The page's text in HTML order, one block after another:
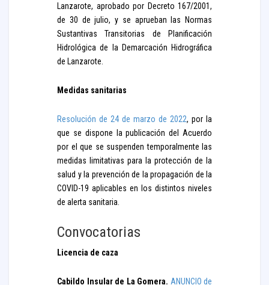
Lanzarote, aprobado por Decreto 167/2001,
de 30 de julio, y se aprueban las Normas
Sustantivas Transitorias de Planificación
Hidrológica de la Demarcación Hidrográfica
de Lanzarote.
Medidas sanitarias
Resolución de 24 de marzo de 2022, por la
que se dispone la publicación del Acuerdo
por el que se suspenden temporalmente las
medidas limitativas para la protección de la
salud y la prevención de la propagación de la
COVID-19 aplicables en los distintos niveles
de alerta sanitaria.
Convocatorias
Licencia de caza
Cabildo Insular de La Gomera. ANUNCIO de